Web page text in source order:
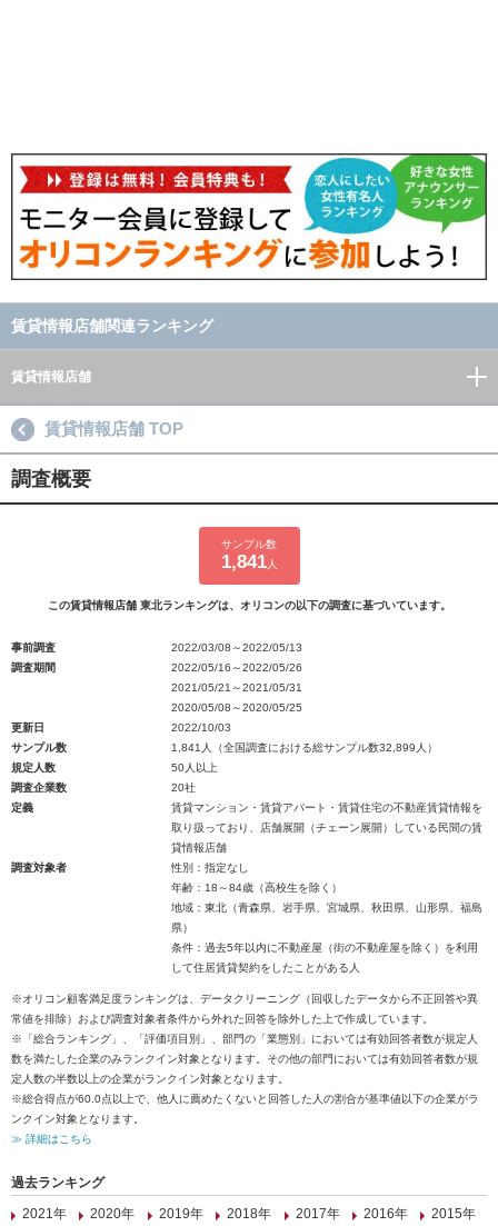
賃貸情報店舗関連ランキング
賃貸情報店舗
賃貸情報店舗 TOP
調査概要
サンプル数
1,841人
この賃貸情報店舗 東北ランキングは、オリコンの以下の調査に基づいています。
事前調査
2022/03/08～2022/05/13
調査期間
2022/05/16～2022/05/26
2021/05/21～2021/05/31
2020/05/08～2020/05/25
更新日
2022/10/03
サンプル数
1,841人（全国調査における総サンプル数32,899人）
規定人数
50人以上
調査企業数
20社
定義
賃貸マンション・賃貸アパート・賃貸住宅の不動産賃貸情報を
取り扱っており、店舗展開（チェーン展開）している民間の賃
貸情報店舗
調査対象者
性別：指定なし
年齢：18～84歳（高校生を除く）
地域：東北（青森県、岩手県、宮城県、秋田県、山形県、福島
県）
条件：過去5年以内に不動産屋（街の不動産屋を除く）を利用
して住居賃貸契約をしたことがある人
※オリコン顧客満足度ランキングは、データクリーニング（回収したデータから不正回答や異
常値を排除）および調査対象者条件から外れた回答を除外した上で作成しています。
※「総合ランキング」、「評価項目別」、部門の「業態別」においては有効回答者数が規定人
数を満たした企業のみランクイン対象となります。その他の部門においては有効回答者数が規
定人数の半数以上の企業がランクイン対象となります。
※総合得点が60.0点以上で、他人に薦めたくないと回答した人の割合が基準値以下の企業がラ
ンクイン対象となります。
≫ 詳細はこちら
過去ランキング
2021年
2020年 2019年 2018年 2017年 2016年
2015年